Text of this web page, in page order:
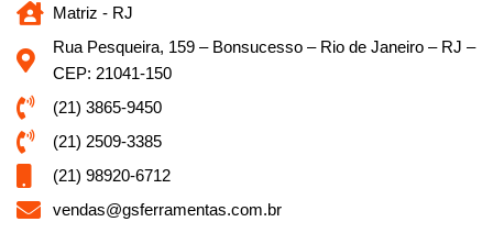
Matriz - RJ
Rua Pesqueira, 159 – Bonsucesso – Rio de Janeiro – RJ –
CEP: 21041-150
(21) 3865-9450
(21) 2509-3385
(21) 98920-6712
vendas@gsferramentas.com.br